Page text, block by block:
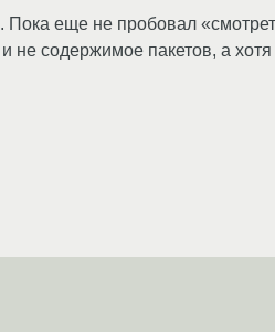
еще не пробовал
не содержимое пакетов, а